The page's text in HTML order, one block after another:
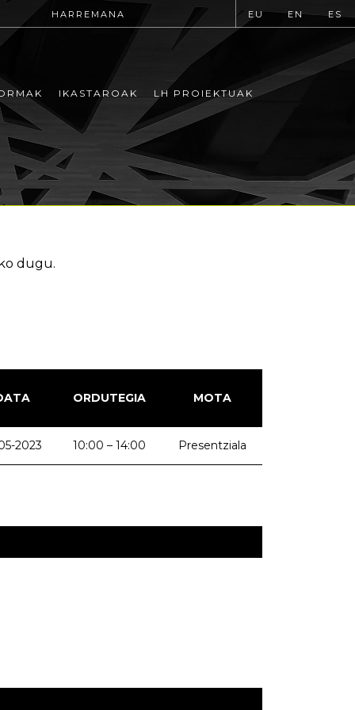
HARREMANA EU EN ES
IKASTAROAK LH PROIEKTUAK
dugu.
ORDUTEGIA MOTA
2023 10:00 – 14:00 Presentziala